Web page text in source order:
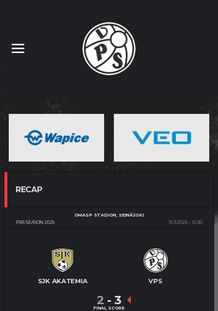
RECAP
PRE-SEASON 2025
OMASP STADION, SEINÄJOKI
15.3.2025
12:30
SJK AKATEMIA VPS
2 - 3
FINAL SCORE